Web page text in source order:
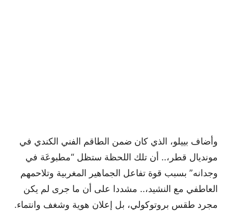
وأضاف بييلو، الذي كان ضمن الطاقم الفني الكندي في
مونديال قطر،.. أن تلك اللحظة ستظل “مطبوعَة في
وجدانه” بسبب قوة تفاعل الجماهير المغربية وتلاحمهم
العاطفي مع النشيد،.. مشددا على أن ما جرى لم يكن
مجرد طقس بروتوكولي، بل إعلان هوية وشغف وانتماء.